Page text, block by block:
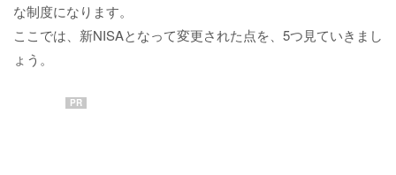
な制度になります。
ここでは、新NISAとなって変更された点を、5つ見ていきまし
ょう。
PR